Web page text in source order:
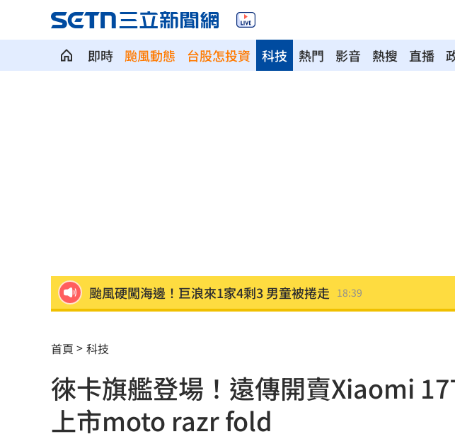
即時 颱風動態 台股怎投資 熱門 影音 熱搜 直播
科技
颱風硬闖海邊！巨浪來1家4剩3 男童被捲走 18:39
白海豚逼近強降雨 石門單日狂洩508萬噸
專家喊台股「下週噴千點」關鍵訊號 18:33
父親節辭世 前彰化市代蔡裕昌享壽71歲
首頁 科技
徠卡旗艦登場！遠傳開賣Xiaomi
上市moto razr fold